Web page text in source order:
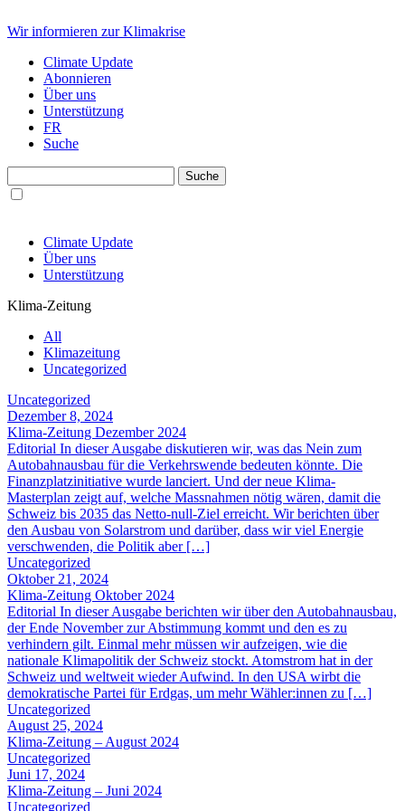
Wir informieren zur Klimakrise
Climate Update
Abonnieren
Über uns
Unterstützung
FR
Suche
Climate Update
Über uns
Unterstützung
Klima-Zeitung
All
Klimazeitung
Uncategorized
Uncategorized
Dezember 8, 2024
Klima-Zeitung Dezember 2024
Editorial In dieser Ausgabe diskutieren wir, was das Nein zum
Autobahnausbau für die Verkehrswende bedeuten könnte. Die
Finanzplatzinitiative wurde lanciert. Und der neue Klima-
Masterplan zeigt auf, welche Massnahmen nötig wären, damit die
Schweiz bis 2035 das Netto-null-Ziel erreicht. Wir berichten über
den Ausbau von Solarstrom und darüber, dass wir viel Energie
verschwenden, die Politik aber […]
Uncategorized
Oktober 21, 2024
Klima-Zeitung Oktober 2024
Editorial In dieser Ausgabe berichten wir über den Autobahnausbau,
der Ende November zur Abstimmung kommt und den es zu
verhindern gilt. Einmal mehr müssen wir aufzeigen, wie die
nationale Klimapolitik der Schweiz stockt. Atomstrom hat in der
Schweiz und weltweit wieder Aufwind. In den USA wirbt die
demokratische Partei für Erdgas, um mehr Wähler:innen zu […]
Uncategorized
August 25, 2024
Klima-Zeitung – August 2024
Uncategorized
Juni 17, 2024
Klima-Zeitung – Juni 2024
Uncategorized